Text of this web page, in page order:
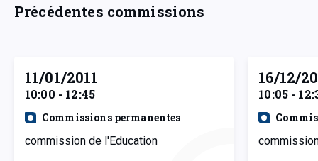
Précédentes commissions
11/01/2011
10:00 - 12:45
Commissions permanentes
commission de l'Education
16/12/
10:05 -